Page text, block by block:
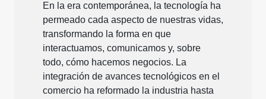
En la era contemporánea, la tecnología ha
permeado cada aspecto de nuestras vidas,
transformando la forma en que
interactuamos, comunicamos y, sobre
todo, cómo hacemos negocios. La
integración de avances tecnológicos en el
comercio ha reformado la industria hasta